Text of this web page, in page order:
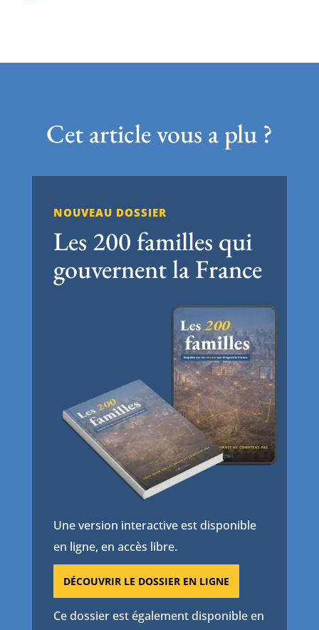
Cet article vous a plu ?
NOUVEAU DOSSIER
Les 200 familles qui
gouvernent la France
Une version interactive est disponible
en ligne, en accès libre.
DÉCOUVRIR LE DOSSIER EN LIGNE
Ce dossier est également disponible en